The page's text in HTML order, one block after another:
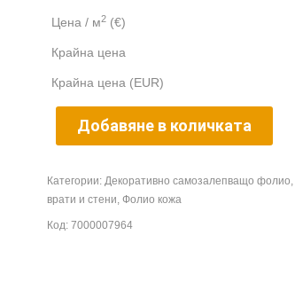
Цена / м2(€)
Крайна цена
Крайна цена (EUR)
Добавяне в количката
Категории: Декоративно самозалепващо фолио,
врати и стени, Фолио кожа
Код: 7000007964